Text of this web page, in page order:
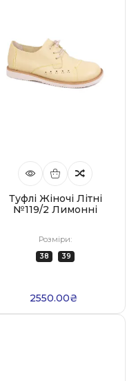
Туфлі Жіночі Літні
№119/2 Лимонні
Розміри:
38 39
2550.00₴